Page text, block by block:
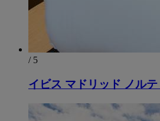
/ 5
イビス マドリッド ノル